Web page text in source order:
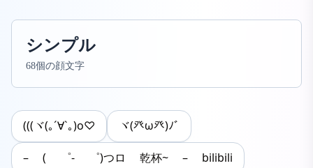
シンプル
68個の顔文字
(((ヾ(｡´∀`｡)o♡ ヾ(癶ω癶)ﾉﾞ
– ( ゜- ゜)つロ 乾杯~ – bilibili